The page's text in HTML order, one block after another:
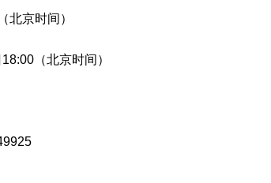
北京时间）
（北京时间）